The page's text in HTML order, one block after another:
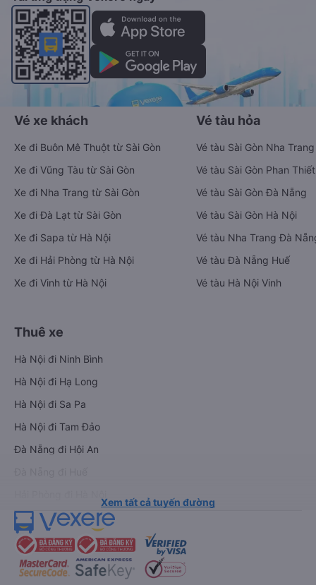
Vé xe khách
Xe đi Buôn Mê Thuột từ Sài Gòn
Xe đi Vũng Tàu từ Sài Gòn
Xe đi Nha Trang từ Sài Gòn
Xe đi Đà Lạt từ Sài Gòn
Xe đi Sapa từ Hà Nội
Xe đi Hải Phòng từ Hà Nội
Xe đi Vinh từ Hà Nội
Vé tàu hỏa
Vé tàu Sài Gòn Nha Trang
Vé tàu Sài Gòn Phan Thiết
Vé tàu Sài Gòn Đà Nẵng
Vé tàu Sài Gòn Hà Nội
Vé tàu Nha Trang Đà
Vé tàu Đà Nẵng Huế
Vé tàu Hà Nội Vinh
Thuê xe
Hà Nội đi Ninh Bình
Hà Nội đi Hạ Long
Hà Nội đi Sa Pa
Hà Nội đi Tam Đảo
Đà Nẵng đi Hội An
Xem tất cả tuyến đường